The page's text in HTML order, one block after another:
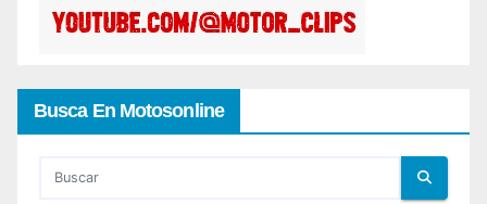
Busca En Motosonline